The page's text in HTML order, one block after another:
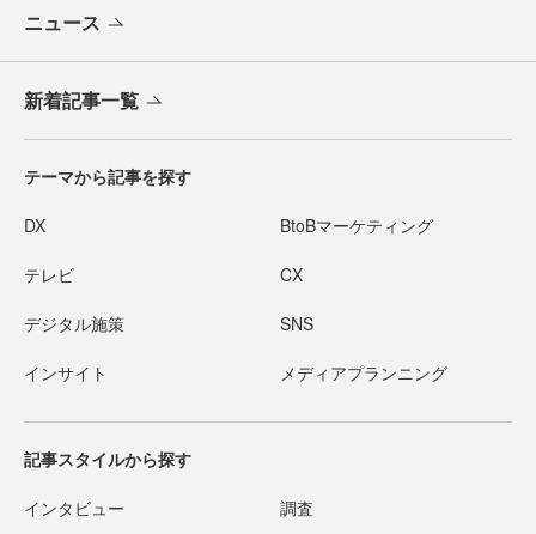
ニュース
新着記事一覧
テーマから記事を探す
DX BtoBマーケティング
テレビ CX
デジタル施策 SNS
インサイト メディアプランニング
記事スタイルから探す
インタビュー 調査